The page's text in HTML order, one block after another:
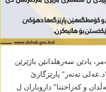
نەمر، یادێن سەرھلدانێن باژێرێن
تەتەر” پارێزگارێ
و کەزاختنا” داروباران ل